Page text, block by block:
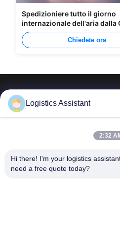
Spedizioniere tutto il giorno
internazionale dell'aria dalla
Manila
Chiedete ora
Sceglici e non ci
Collegamenti
Logistics Assistant
2:32
Hi there! I'm your logistics
need a free quote today?